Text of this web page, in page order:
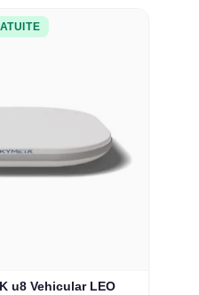
u8 Vehicular LEO